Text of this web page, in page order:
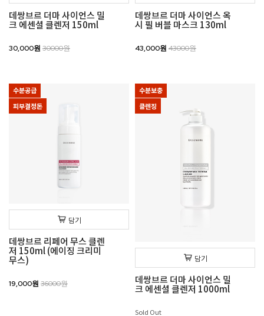
데쌍브르 더마 사이언스 밀
크 에센셜 클렌저 150ml
30,000원 30000원
데쌍브르 더마 사이언스 옥
시 필 버블 마스크 130ml
43,000원 43000원
수분공급
피부결정돈
담기
데쌍브르 리페어 무스 클렌
저 150ml (에이징 크리미
무스)
19,000원 36000원
수분보충
클렌징
담기
데쌍브르 더마 사이언스 밀
크 에센셜 클렌저 1000ml
Sold Out